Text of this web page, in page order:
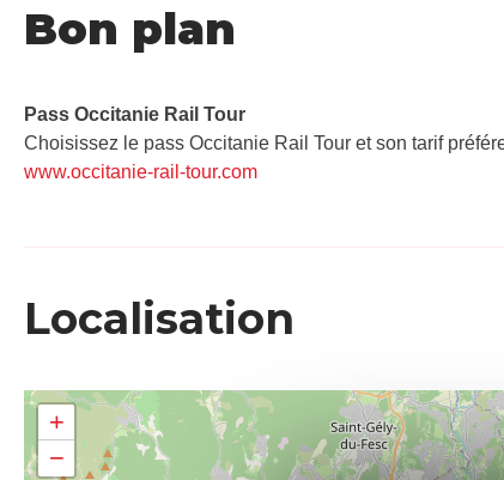
Bon plan
Pass Occitanie Rail Tour​
Choisissez le pass Occitanie Rail Tour et son tarif
www.occitanie-rail-tour.com
Localisation
+
−